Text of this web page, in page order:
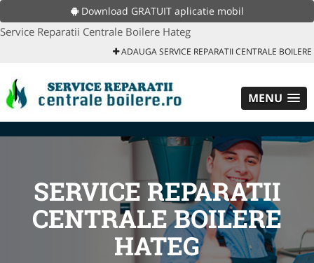
Download GRATUIT aplicatie mobil
Service Reparatii Centrale Boilere Hateg
ADAUGA SERVICE REPARATII CENTRALE BOILERE
MENU
SERVICE REPARATII
CENTRALE BOILERE
HATEG